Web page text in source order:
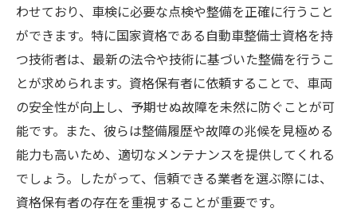
わせており、車検に必要な点検や整備を正確に行うこと
ができます。特に国家資格である自動車整備士資格を持
つ技術者は、最新の法令や技術に基づいた整備を行うこ
とが求められます。資格保有者に依頼することで、車両
の安全性が向上し、予期せぬ故障を未然に防ぐことが可
能です。また、彼らは整備履歴や故障の兆候を見極める
能力も高いため、適切なメンテナンスを提供してくれる
でしょう。したがって、信頼できる業者を選ぶ際には、
資格保有者の存在を重視することが重要です。